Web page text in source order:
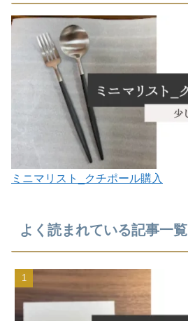
ミニマリスト_クチポール購入
よく読まれている記事一覧